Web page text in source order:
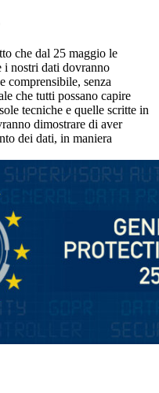
che dal 25 maggio le
i nostri dati dovranno
comprensibile, senza
che tutti possano capire
tecniche e quelle scritte in
dimostrare di aver
dei dati, in maniera